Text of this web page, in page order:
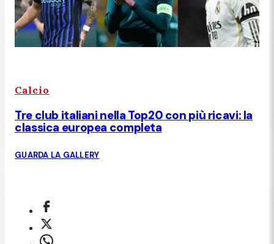
Calcio
Tre club italiani nella Top20 con più ricavi: la
classica europea completa
GUARDA LA GALLERY